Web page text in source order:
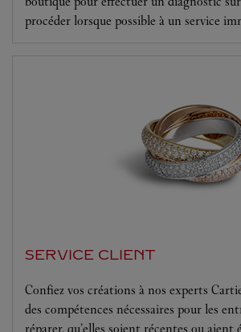
procéder lorsque possible à un service
SERVICE CLIENT
Confiez vos créations à nos experts
des compétences nécessaires pour les
réparer, qu’elles soient récentes ou aient